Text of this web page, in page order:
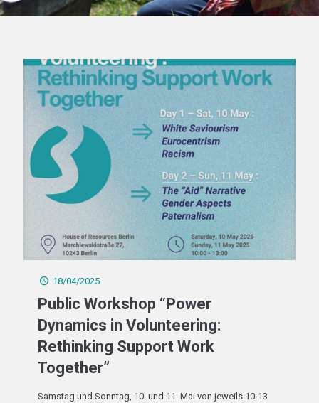
18/04/2025
Public Workshop “Power
Dynamics in Volunteering:
Rethinking Support Work
Together”
Samstag und Sonntag, 10. und 11. Mai von jeweils 10-13